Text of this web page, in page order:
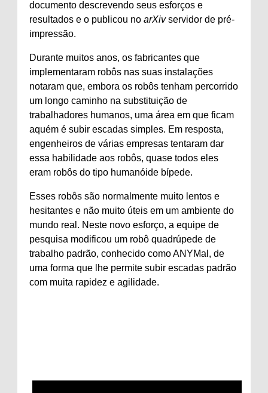
documento descrevendo seus esforços e
resultados e o publicou no arXivservidor de pré-
impressão.
Durante muitos anos, os fabricantes que
implementaram robôs nas suas instalações
notaram que, embora os robôs tenham percorrido
um longo caminho na substituição de
trabalhadores humanos, uma área em que ficam
aquém é subir escadas simples. Em resposta,
engenheiros de várias empresas tentaram dar
essa habilidade aos robôs, quase todos eles
eram robôs do tipo humanóide bípede.
Esses robôs são normalmente muito lentos e
hesitantes e não muito úteis em um ambiente do
mundo real. Neste novo esforço, a equipe de
pesquisa modificou um robô quadrúpede de
trabalho padrão, conhecido como ANYMal, de
uma forma que lhe permite subir escadas padrão
com muita rapidez e agilidade.